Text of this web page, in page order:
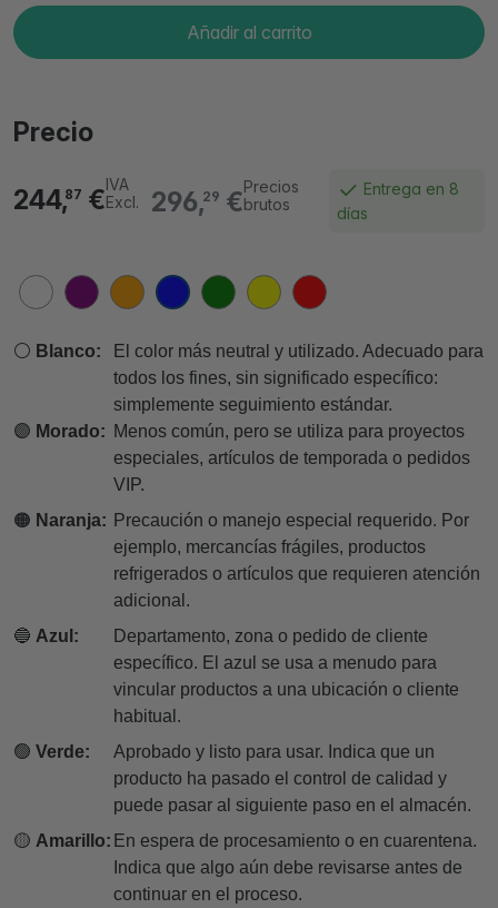
Añadir al carrito
Precio
296,29 €Precios
brutos
244,87 €IVA
Excl.
Entrega en 8
días
⚪ Blanco:
El color más neutral y utilizado. Adecuado para
todos los fines, sin significado específico:
simplemente seguimiento estándar.
🟣 Morado: Menos común, pero se utiliza para proyectos
especiales, artículos de temporada o pedidos
VIP.
🟠 Naranja: Precaución o manejo especial requerido. Por
ejemplo, mercancías frágiles, productos
refrigerados o artículos que requieren atención
adicional.
🔵 Azul:
Departamento, zona o pedido de cliente
específico. El azul se usa a menudo para
vincular productos a una ubicación o cliente
habitual.
🟢 Verde:
Aprobado y listo para usar. Indica que un
producto ha pasado el control de calidad y
puede pasar al siguiente paso en el almacén.
🟡 Amarillo: En espera de procesamiento o en cuarentena.
Indica que algo aún debe revisarse antes de
continuar en el proceso.